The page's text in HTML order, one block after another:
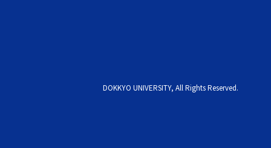
DOKKYO UNIVERSITY, All Rights Reserved.